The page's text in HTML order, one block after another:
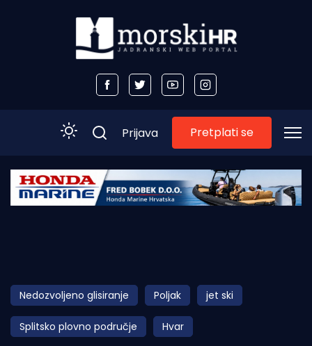
Početna
Obala
Otoci
Turizam i nautika
Prijava Pretplati se
Nedozvoljeno glisiranje Poljak jet ski
Splitsko plovno područje Hvar